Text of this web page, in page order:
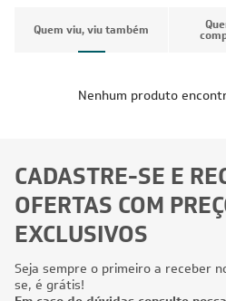
Quem viu, viu também
Nenhum produto
CADASTRE-SE E
OFERTAS COM
EXCLUSIVOS
Seja sempre o primeiro a receber
se, é grátis!